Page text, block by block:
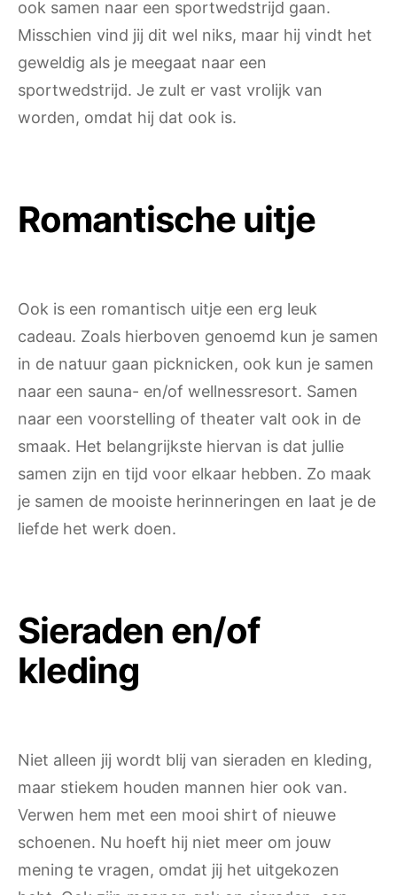
ook samen naar een sportwedstrijd gaan.
Misschien vind jij dit wel niks, maar hij vindt het
geweldig als je meegaat naar een
sportwedstrijd. Je zult er vast vrolijk van
worden, omdat hij dat ook is.
Romantische uitje
Ook is een romantisch uitje een erg leuk
cadeau. Zoals hierboven genoemd kun je samen
in de natuur gaan picknicken, ook kun je samen
naar een sauna- en/of wellnessresort. Samen
naar een voorstelling of theater valt ook in de
smaak. Het belangrijkste hiervan is dat jullie
samen zijn en tijd voor elkaar hebben. Zo maak
je samen de mooiste herinneringen en laat je de
liefde het werk doen.
Sieraden en/of
kleding
Niet alleen jij wordt blij van sieraden en kleding,
maar stiekem houden mannen hier ook van.
Verwen hem met een mooi shirt of nieuwe
schoenen. Nu hoeft hij niet meer om jouw
mening te vragen, omdat jij het uitgekozen